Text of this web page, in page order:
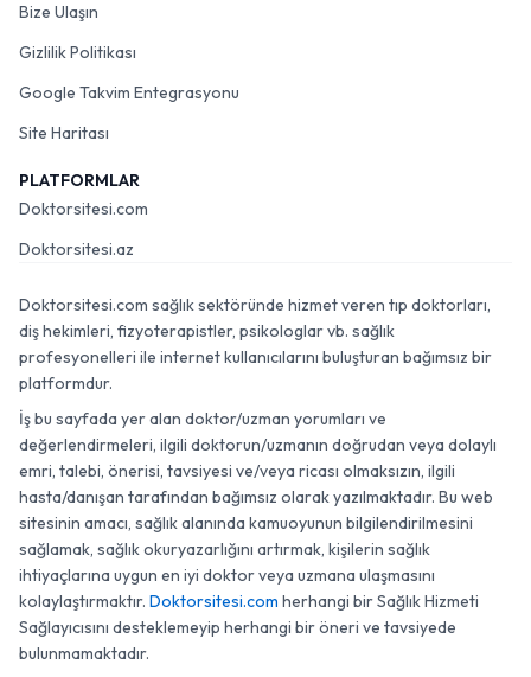
Bize Ulaşın
Gizlilik Politikası
Google Takvim Entegrasyonu
Site Haritası
PLATFORMLAR
Doktorsitesi.com
Doktorsitesi.az
Doktorsitesi.com sağlık sektöründe hizmet veren tıp doktorları,
diş hekimleri, fizyoterapistler, psikologlar vb. sağlık
profesyonelleri ile internet kullanıcılarını buluşturan bağımsız bir
platformdur.
İş bu sayfada yer alan doktor/uzman yorumları ve
değerlendirmeleri, ilgili doktorun/uzmanın doğrudan veya dolaylı
emri, talebi, önerisi, tavsiyesi ve/veya ricası olmaksızın, ilgili
hasta/danışan tarafından bağımsız olarak yazılmaktadır. Bu web
sitesinin amacı, sağlık alanında kamuoyunun bilgilendirilmesini
sağlamak, sağlık okuryazarlığını artırmak, kişilerin sağlık
ihtiyaçlarına uygun en iyi doktor veya uzmana ulaşmasını
kolaylaştırmaktır. Doktorsitesi.com herhangi bir Sağlık Hizmeti
Sağlayıcısını desteklemeyip herhangi bir öneri ve tavsiyede
bulunmamaktadır.